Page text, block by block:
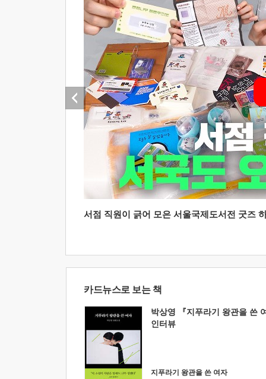
서점 직원이 긁어 모은 서울국제도서전 굿즈
카드뉴스로 보는 책
박상영 『지푸라기 왕관을 쓴
인터뷰
지푸라기 왕관을 쓴 여자